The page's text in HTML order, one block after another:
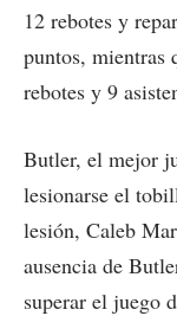
12 rebotes y
puntos, mientras
rebotes y 9
Butler, el mejor
lesionarse el
lesión, Caleb
ausencia de
superar el juego